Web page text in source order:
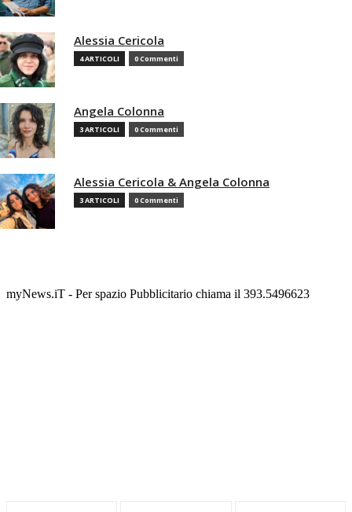
Alessia Cericola
4 ARTICOLI 0 Commenti
Angela Colonna
3 ARTICOLI 0 Commenti
Alessia Cericola & Angela Colonna
3 ARTICOLI 0 Commenti
myNews.iT - Per spazio Pubblicitario chiama il 393.5496623